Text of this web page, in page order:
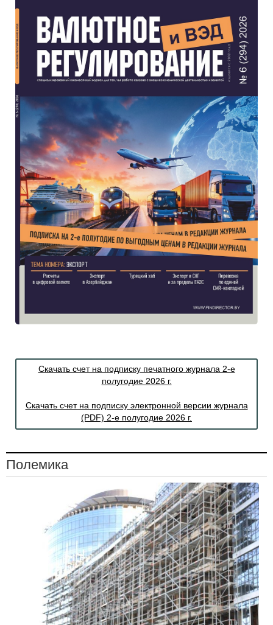
Скачать счет на подписку печатного журнала 2-е
полугодие 2026 г.
Скачать счет на подписку электронной версии журнала
(PDF) 2-е полугодие 2026 г.
Полемика